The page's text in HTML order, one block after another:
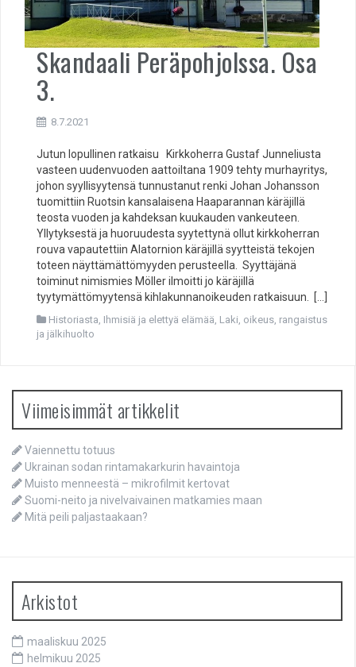
Skandaali Peräpohjolssa. Osa
3.
8.7.2021
Jutun lopullinen ratkaisu Kirkkoherra Gustaf Junneliusta
vasteen uudenvuoden aattoiltana 1909 tehty murhayritys,
johon syyllisyytensä tunnustanut renki Johan Johansson
tuomittiin Ruotsin kansalaisena Haaparannan käräjillä
teosta vuoden ja kahdeksan kuukauden vankeuteen.
Yllytyksestä ja huoruudesta syytettynä ollut kirkkoherran
rouva vapautettiin Alatornion käräjillä syytteistä tekojen
toteen näyttämättömyyden perusteella. Syyttäjänä
toiminut nimismies Möller ilmoitti jo käräjillä
tyytymättömyytensä kihlakunnanoikeuden ratkaisuun. […]
Historiasta Ihmisiä ja elettyä elämää Laki, oikeus, rangaistus
ja jälkihuolto
Viimeisimmät artikkelit
Vaiennettu totuus
Ukrainan sodan rintamakarkurin havaintoja
Muisto menneestä – mikrofilmit kertovat
Suomi-neito ja nivelvaivainen matkamies maan
Mitä peili paljastaakaan?
Arkistot
maaliskuu 2025
helmikuu 2025